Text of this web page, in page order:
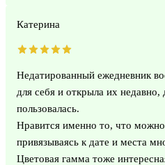
Катерина
Недатированный ежедневник
для себя и открыла их недавно,
пользовалась.
Нравится именно то, что можно
привязываясь к дате и места
Цветовая гамма тоже